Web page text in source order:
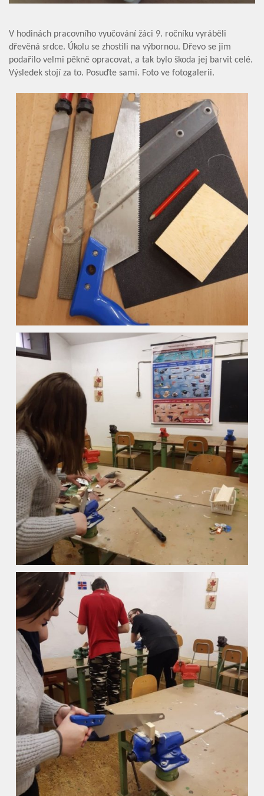
ZŠ speciální
ZŠ a MŠ při nemocnici
Školní družina
Fotogalerie
Kalendář akcí
Aktuality
Kontakty
Vyhledávání na webu
V hodinách pracovního vyučování žáci 9. ročníku vyráběli
dřevěná srdce. Úkolu se zhostili na výbornou. Dřevo se jim
podařilo velmi pěkně opracovat, a tak bylo škoda jej barvit celé.
Výsledek stojí za to. Posuďte sami. Foto ve fotogalerii.